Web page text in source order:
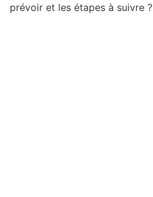
prévoir et les étapes à suivre